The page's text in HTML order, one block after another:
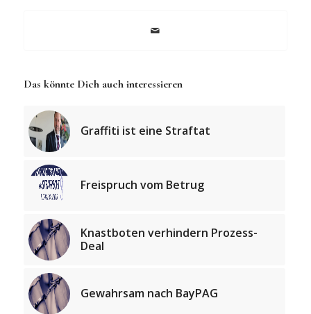
Das könnte Dich auch interessieren
Graffiti ist eine Straftat
Freispruch vom Betrug
Knastboten verhindern Prozess-
Deal
Gewahrsam nach BayPAG